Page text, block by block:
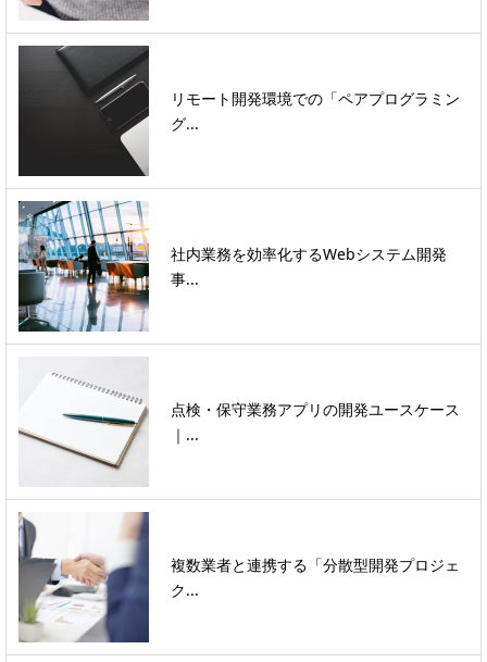
リモート開発環境での「ペアプログラミン
グ...
社内業務を効率化するWebシステム開発
事...
点検・保守業務アプリの開発ユースケース
｜...
複数業者と連携する「分散型開発プロジェ
ク...